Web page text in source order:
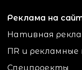
Реклама на
Нативная
ПR и
Спецпроекты